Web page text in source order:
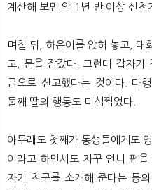
계산해 보면 약 1년 반 이상 신천
며칠 뒤, 하은이를 앉혀 놓고, 대
고, 문을 잠갔다. 그런데 갑자기
금으로 신고했다는 것이다. 다
둘째 딸의 행동도 미심쩍었다.
아무래도 첫째가 동생들에게도
이라고 하면서도 자꾸 언니 편
자기 친구를 소개해 준다는 등